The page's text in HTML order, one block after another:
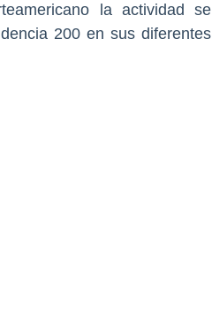
la actividad se
200 en sus diferentes